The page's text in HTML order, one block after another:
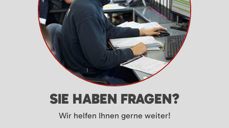
SIE HABEN FRAGEN?
Wir helfen Ihnen gerne weiter!